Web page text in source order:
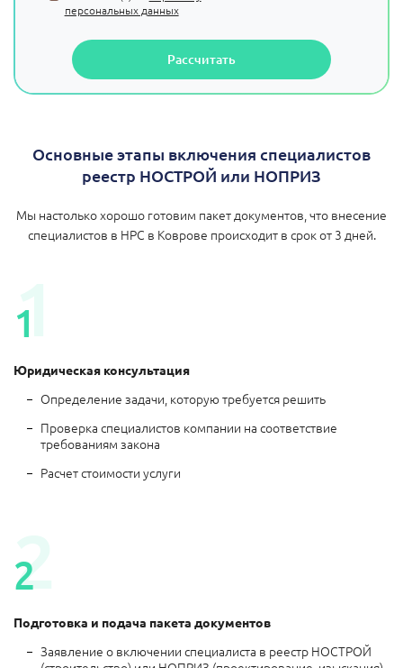
персональных данных
Рассчитать
Основные этапы включения специалистов
реестр НОСТРОЙ или НОПРИЗ
Мы настолько хорошо готовим пакет документов, что внесение
специалистов в НРС в Коврове происходит в срок от 3 дней.
1
1
Юридическая консультация
Определение задачи, которую требуется решить
Проверка специалистов компании на соответствие
требованиям закона
Расчет стоимости услуги
2
2
Подготовка и подача пакета документов
Заявление о включении специалиста в реестр НОСТРОЙ